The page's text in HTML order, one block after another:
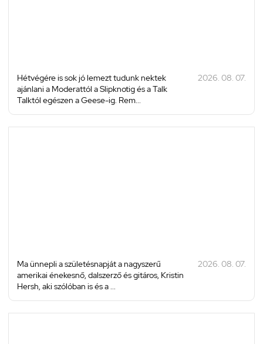
Hétvégére is sok jó lemezt tudunk nektek
ajánlani a Moderattól a Slipknotig és a Talk
Talktól egészen a Geese-ig. Rem...
2026. 08. 07.
Ma ünnepli a születésnapját a nagyszerű
amerikai énekesnő, dalszerző és gitáros, Kristin
Hersh, aki szólóban is és a ...
2026. 08. 07.